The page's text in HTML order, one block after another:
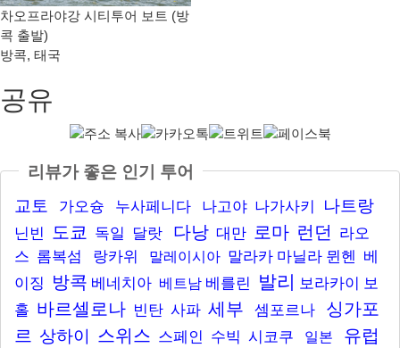
차오프라야강 시티투어 보트 (방
콕 출발)
방콕, 태국
공유
리뷰가 좋은 인기 투어
교토 가오슝 누사페니다 나고야 나가사키 나트랑
닌빈 도쿄 독일 달랏 다낭 대만 로마 런던 라오
스 롬복섬 랑카위 말레이시아 말라카 마닐라 뮌헨 베
이징 방콕 베네치아 베트남 베를린 발리 보라카이 보
홀 바르셀로나 빈탄 사파 세부 셈포르나
싱가포
르 상하이 스위스 스페인 수빅 시코쿠 일본 유럽